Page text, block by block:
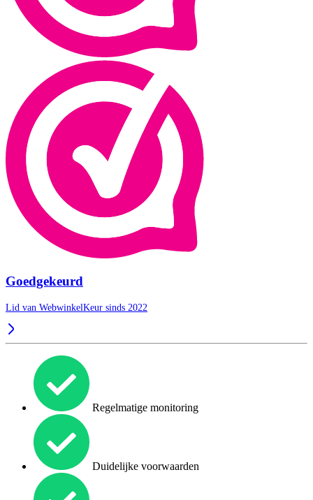
Goedgekeurd
Lid van WebwinkelKeur sinds 2022
Regelmatige monitoring
Duidelijke voorwaarden